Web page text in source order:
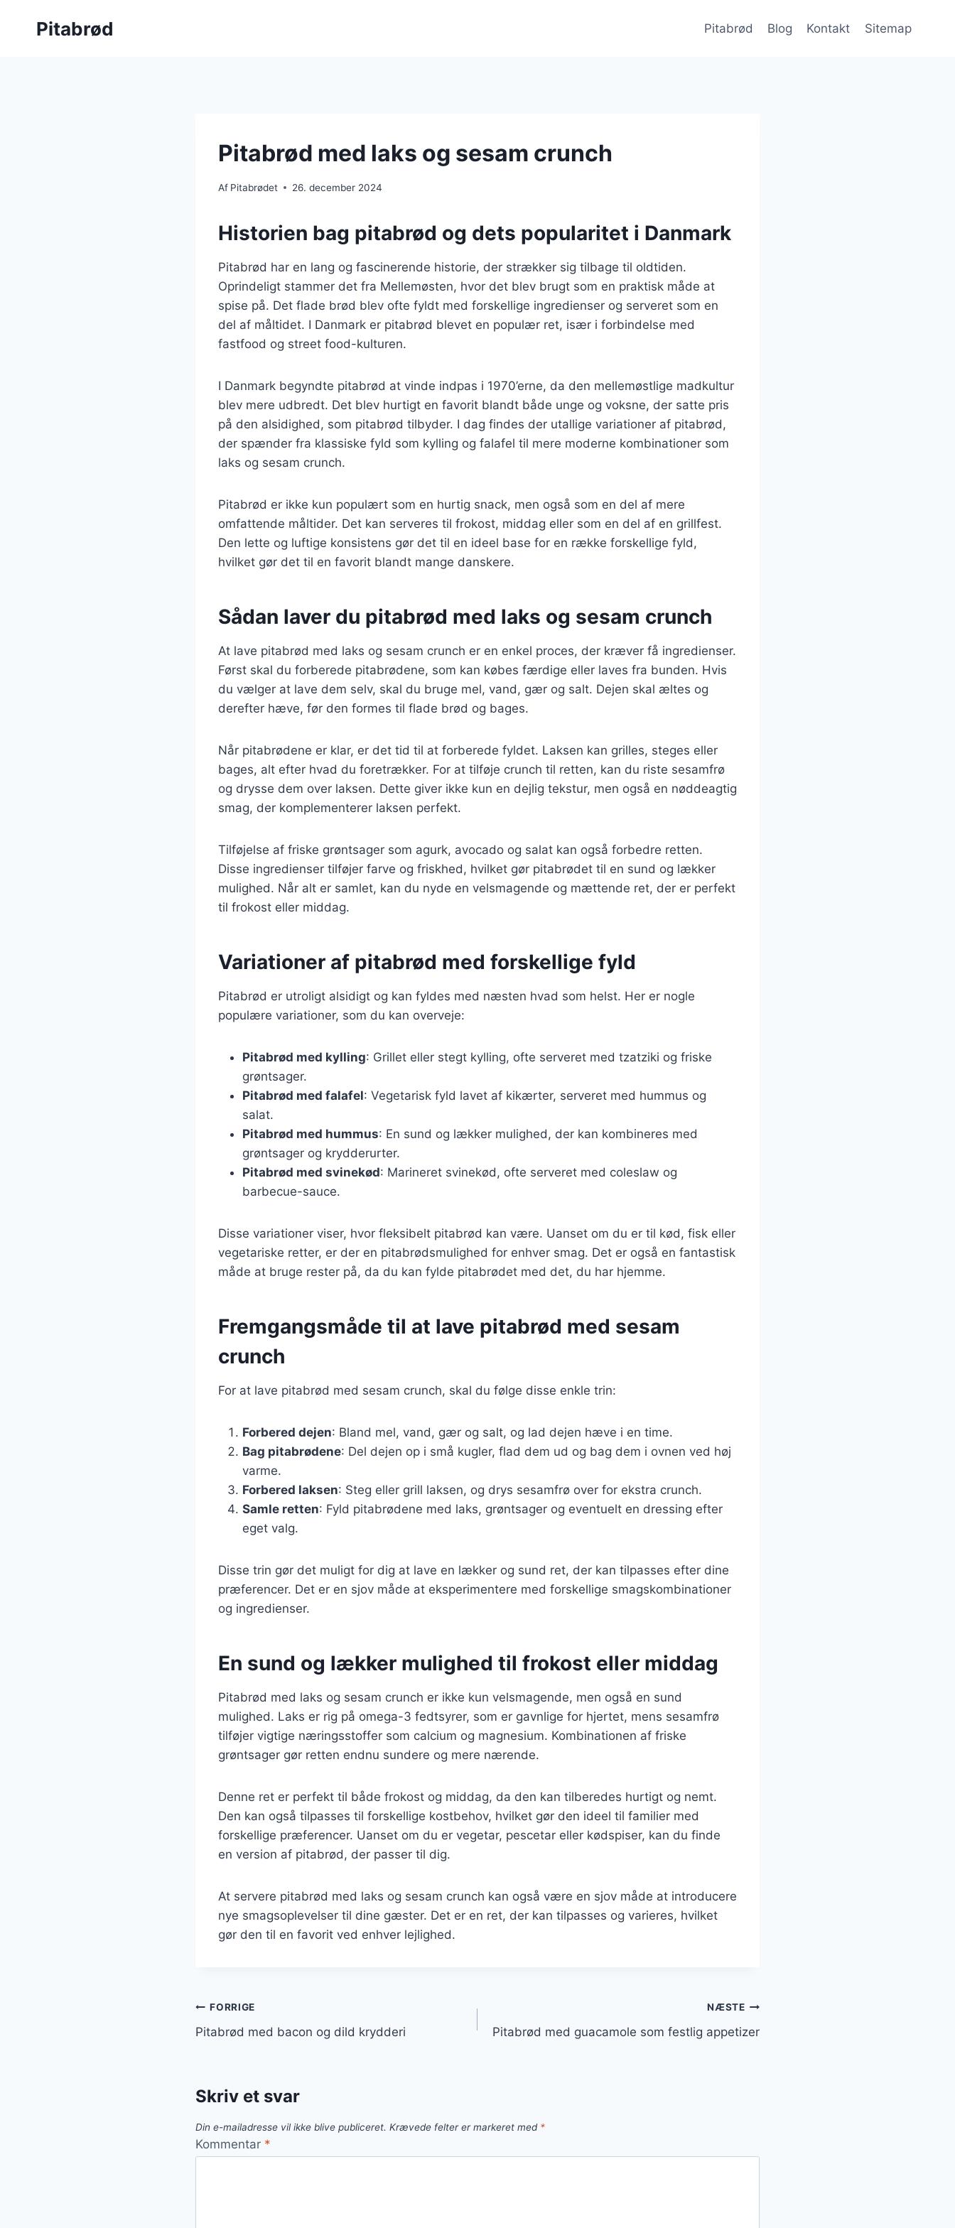
Pitabrød Pitabrød Blog Kontakt Sitemap
Pitabrød med laks og sesam crunch
Af Pitabrødet 26. december 2024
Historien bag pitabrød og dets popularitet i Danmark
Pitabrød har en lang og fascinerende historie, der strækker sig tilbage til oldtiden.
Oprindeligt stammer det fra Mellemøsten, hvor det blev brugt som en praktisk måde at
spise på. Det flade brød blev ofte fyldt med forskellige ingredienser og serveret som en
del af måltidet. I Danmark er pitabrød blevet en populær ret, især i forbindelse med
fastfood og street food-kulturen.
I Danmark begyndte pitabrød at vinde indpas i 1970’erne, da den mellemøstlige madkultur
blev mere udbredt. Det blev hurtigt en favorit blandt både unge og voksne, der satte pris
på den alsidighed, som pitabrød tilbyder. I dag findes der utallige variationer af pitabrød,
der spænder fra klassiske fyld som kylling og falafel til mere moderne kombinationer som
laks og sesam crunch.
Pitabrød er ikke kun populært som en hurtig snack, men også som en del af mere
omfattende måltider. Det kan serveres til frokost, middag eller som en del af en grillfest.
Den lette og luftige konsistens gør det til en ideel base for en række forskellige fyld,
hvilket gør det til en favorit blandt mange danskere.
Sådan laver du pitabrød med laks og sesam crunch
At lave pitabrød med laks og sesam crunch er en enkel proces, der kræver få ingredienser.
Først skal du forberede pitabrødene, som kan købes færdige eller laves fra bunden. Hvis
du vælger at lave dem selv, skal du bruge mel, vand, gær og salt. Dejen skal æltes og
derefter hæve, før den formes til flade brød og bages.
Når pitabrødene er klar, er det tid til at forberede fyldet. Laksen kan grilles, steges eller
bages, alt efter hvad du foretrækker. For at tilføje crunch til retten, kan du riste sesamfrø
og drysse dem over laksen. Dette giver ikke kun en dejlig tekstur, men også en nøddeagtig
smag, der komplementerer laksen perfekt.
Tilføjelse af friske grøntsager som agurk, avocado og salat kan også forbedre retten.
Disse ingredienser tilføjer farve og friskhed, hvilket gør pitabrødet til en sund og lækker
mulighed. Når alt er samlet, kan du nyde en velsmagende og mættende ret, der er perfekt
til frokost eller middag.
Variationer af pitabrød med forskellige fyld
Pitabrød er utroligt alsidigt og kan fyldes med næsten hvad som helst. Her er nogle
populære variationer, som du kan overveje:
Pitabrød med kylling: Grillet eller stegt kylling, ofte serveret med tzatziki og friske
grøntsager.
Pitabrød med falafel: Vegetarisk fyld lavet af kikærter, serveret med hummus og
salat.
Pitabrød med hummus: En sund og lækker mulighed, der kan kombineres med
grøntsager og krydderurter.
Pitabrød med svinekød: Marineret svinekød, ofte serveret med coleslaw og
barbecue-sauce.
Disse variationer viser, hvor fleksibelt pitabrød kan være. Uanset om du er til kød, fisk eller
vegetariske retter, er der en pitabrødsmulighed for enhver smag. Det er også en fantastisk
måde at bruge rester på, da du kan fylde pitabrødet med det, du har hjemme.
Fremgangsmåde til at lave pitabrød med sesam
crunch
For at lave pitabrød med sesam crunch, skal du følge disse enkle trin:
Forbered dejen: Bland mel, vand, gær og salt, og lad dejen hæve i en time.
Bag pitabrødene: Del dejen op i små kugler, flad dem ud og bag dem i ovnen ved høj
varme.
Forbered laksen: Steg eller grill laksen, og drys sesamfrø over for ekstra crunch.
Samle retten: Fyld pitabrødene med laks, grøntsager og eventuelt en dressing efter
eget valg.
Disse trin gør det muligt for dig at lave en lækker og sund ret, der kan tilpasses efter dine
præferencer. Det er en sjov måde at eksperimentere med forskellige smagskombinationer
og ingredienser.
En sund og lækker mulighed til frokost eller middag
Pitabrød med laks og sesam crunch er ikke kun velsmagende, men også en sund
mulighed. Laks er rig på omega-3 fedtsyrer, som er gavnlige for hjertet, mens sesamfrø
tilføjer vigtige næringsstoffer som calcium og magnesium. Kombinationen af friske
grøntsager gør retten endnu sundere og mere nærende.
Denne ret er perfekt til både frokost og middag, da den kan tilberedes hurtigt og nemt.
Den kan også tilpasses til forskellige kostbehov, hvilket gør den ideel til familier med
forskellige præferencer. Uanset om du er vegetar, pescetar eller kødspiser, kan du finde
en version af pitabrød, der passer til dig.
At servere pitabrød med laks og sesam crunch kan også være en sjov måde at introducere
nye smagsoplevelser til dine gæster. Det er en ret, der kan tilpasses og varieres, hvilket
gør den til en favorit ved enhver lejlighed.
Indlægsnavigation
FORRIGE
Pitabrød med bacon og dild krydderi
NÆSTE
Pitabrød med guacamole som festlig appetizer
Skriv et svar
Din e-mailadresse vil ikke blive publiceret. Krævede felter er markeret med *
Kommentar *